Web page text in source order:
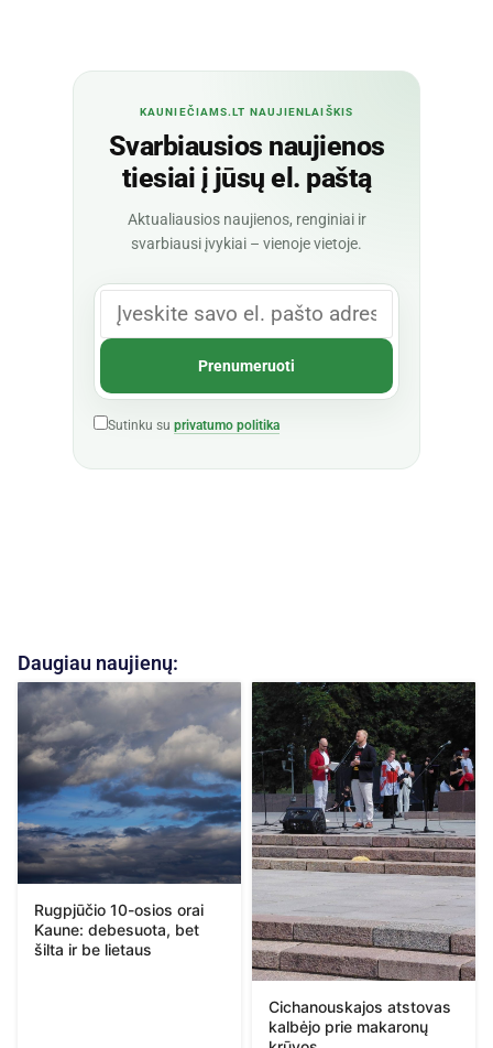
KAUNIEČIAMS.LT NAUJIENLAIŠKIS
Svarbiausios naujienos
tiesiai į jūsų el. paštą
Aktualiausios naujienos, renginiai ir
svarbiausi įvykiai – vienoje vietoje.
Sutinku su privatumo politika
Daugiau naujienų:
Rugpjūčio 10-osios orai
Kaune: debesuota, bet
šilta ir be lietaus
Cichanouskajos atstovas
kalbėjo prie makaronų